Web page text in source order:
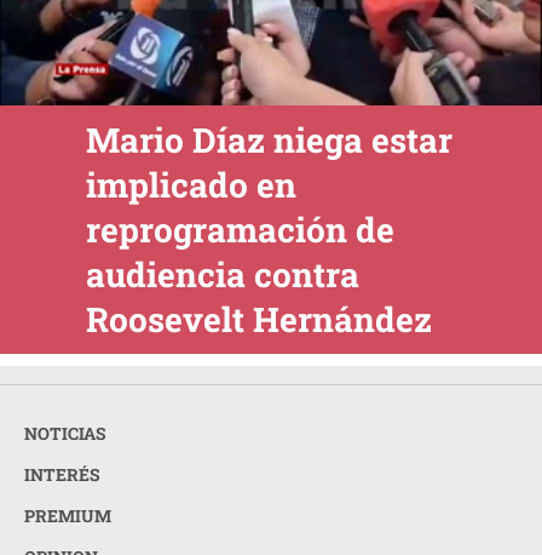
Mario Díaz niega estar
implicado en
reprogramación de
audiencia contra
Roosevelt Hernández
NOTICIAS
INTERÉS
PREMIUM